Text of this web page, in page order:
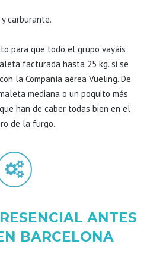
y carburante.
para que todo el grupo vayáis
facturada hasta 25 kg. si se
la Compañía aérea Vueling. De
mediana o un poquito más
han de caber todas bien en el
de la furgo.
ANTES
BARCELONA